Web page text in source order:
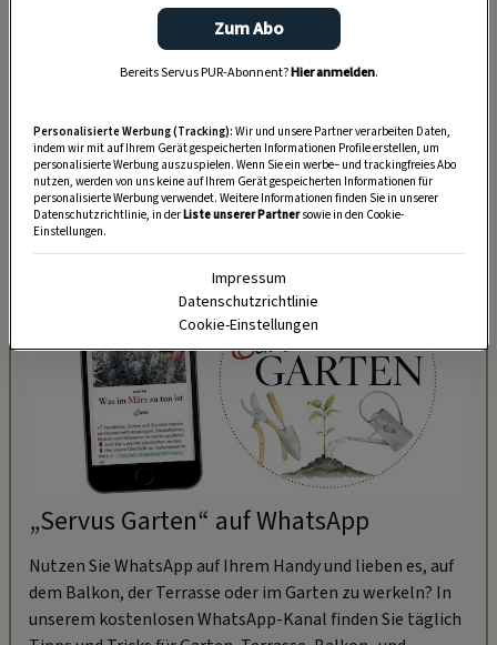
Tag. Frischer Knoblauch kann sehr gut in Öl
ausgezogen und kulinarisch weiterverarbeitet
werden. Bei unserem Knoblauchelixier-Rezept –
Blutgefäße– hält sich der Knoblauchgeruch
übrigens in Grenzen.
„Servus Garten“ auf WhatsApp
Nutzen Sie WhatsApp auf Ihrem Handy und lieben es, auf
dem Balkon, der Terrasse oder im Garten zu werkeln? In
unserem kostenlosen WhatsApp-Kanal finden Sie täglich
Zum Abo
Bereits Servus PUR-Abonnent?Hier anmelden.
Personalisierte Werbung (Tracking): Wir und unsere Partner verarbeiten Daten,
indem wir mit auf Ihrem Gerät gespeicherten Informationen Profile erstellen, um
personalisierte Werbung auszuspielen. Wenn Sie ein werbe– und trackingfreies Abo
nutzen, werden von uns keine auf Ihrem Gerät gespeicherten Informationen für
personalisierte Werbung verwendet. Weitere Informationen finden Sie in unserer
Datenschutzrichtlinie, in derListe unserer Partnersowie in den Cookie-
Einstellungen.
Impressum
Datenschutzrichtlinie
Cookie-Einstellungen